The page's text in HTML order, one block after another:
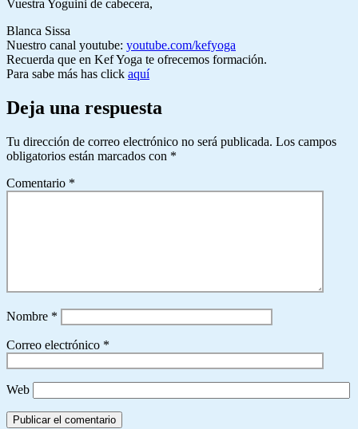
Vuestra Yoguini de cabecera,
Blanca Sissa
Nuestro canal youtube: youtube.com/kefyoga
Recuerda que en Kef Yoga te ofrecemos formación.
Para sabe más has click aquí
Deja una respuesta
Tu dirección de correo electrónico no será publicada. Los campos
obligatorios están marcados con *
Comentario *
Nombre *
Correo electrónico *
Web